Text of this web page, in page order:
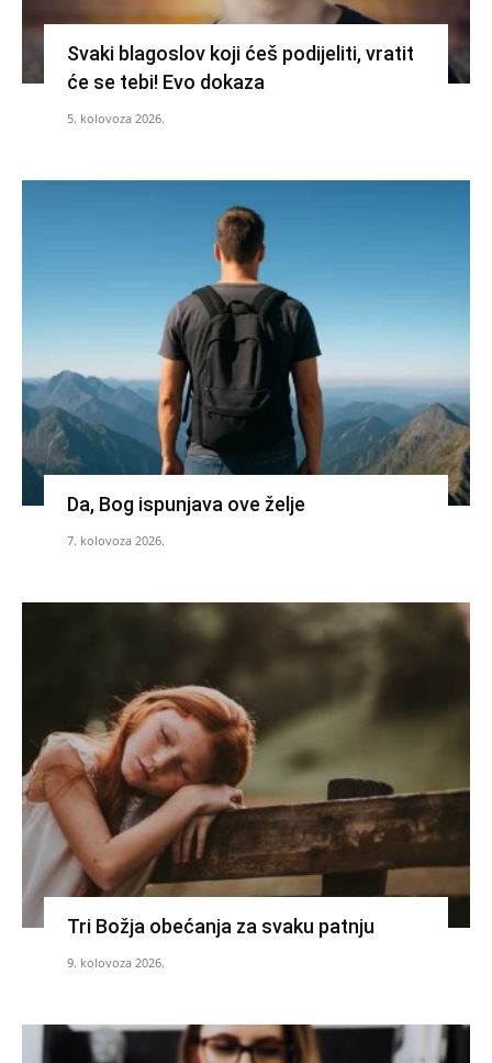
Svaki blagoslov koji ćeš podijeliti, vratit
će se tebi! Evo dokaza
5. kolovoza 2026.
Da, Bog ispunjava ove želje
7. kolovoza 2026.
Tri Božja obećanja za svaku patnju
9. kolovoza 2026.